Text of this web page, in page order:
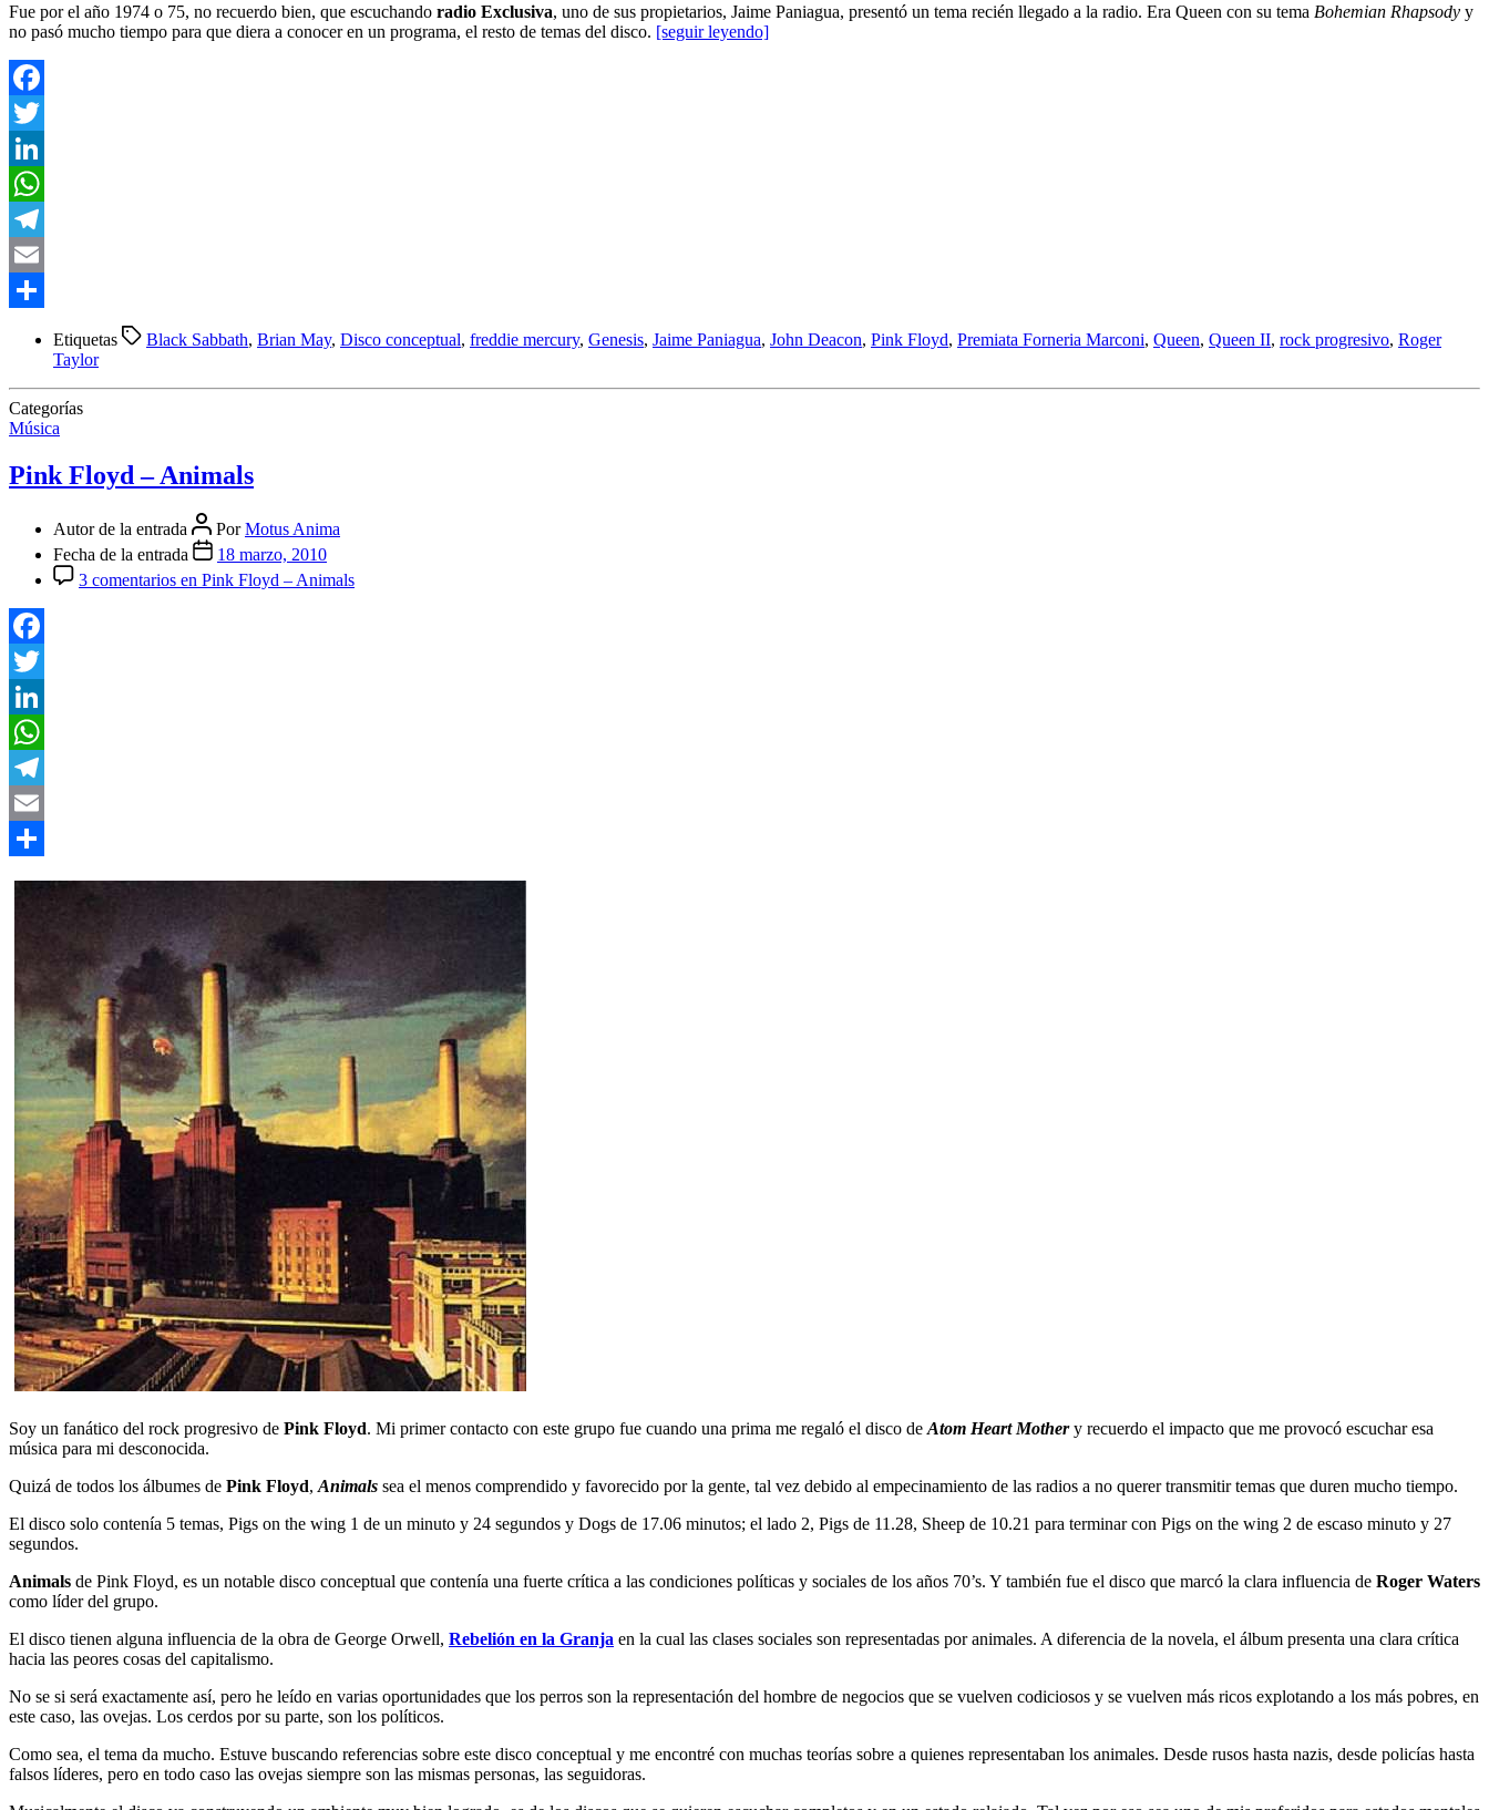
Fue por el año 1974 o 75, no recuerdo bien, que escuchando radio Exclusiva, uno de sus propietarios, Jaime Paniagua, presentó un tema recién llegado a la radio. Era Queen con su tema Bohemian Rhapsody y
no pasó mucho tiempo para que diera a conocer en un programa, el resto de temas del disco. [seguir leyendo]
Facebook
Twitter
LinkedIn
WhatsApp
Telegram
Email
Etiquetas Black Sabbath, Brian May, Disco conceptual, freddie mercury, Genesis, Jaime Paniagua, John Deacon, Pink Floyd, Premiata Forneria Marconi, Queen, Queen II, rock progresivo, Roger
Taylor
Categorías
Música
Pink Floyd – Animals
Autor de la entrada PorMotus Anima
Fecha de la entrada
18 marzo, 2010
3 comentarios en Pink Floyd – Animals
Facebook
Twitter
LinkedIn
WhatsApp
Telegram
Email
Soy un fanático del rock progresivo de Pink Floyd. Mi primer contacto con este grupo fue cuando una prima me regaló el disco de Atom Heart Mothery recuerdo el impacto que me provocó escuchar esa
música para mi desconocida.
Quizá de todos los álbumes de Pink Floyd, Animals sea el menos comprendido y favorecido por la gente, tal vez debido al empecinamiento de las radios a no querer transmitir temas que duren mucho tiempo.
El disco solo contenía 5 temas, Pigs on the wing 1 de un minuto y 24 segundos y Dogs de 17.06 minutos; el lado 2, Pigs de 11.28, Sheep de 10.21 para terminar con Pigs on the wing 2 de escaso minuto y 27
segundos.
Animals de Pink Floyd, es un notable disco conceptual que contenía una fuerte crítica a las condiciones políticas y sociales de los años 70’s. Y también fue el disco que marcó la clara influencia de Roger Waters
como líder del grupo.
El disco tienen alguna influencia de la obra de George Orwell, Rebelión en la Granja en la cual las clases sociales son representadas por animales. A diferencia de la novela, el álbum presenta una clara crítica
hacia las peores cosas del capitalismo.
No se si será exactamente así, pero he leído en varias oportunidades que los perros son la representación del hombre de negocios que se vuelven codiciosos y se vuelven más ricos explotando a los más pobres, en
este caso, las ovejas. Los cerdos por su parte, son los políticos.
Como sea, el tema da mucho. Estuve buscando referencias sobre este disco conceptual y me encontré con muchas teorías sobre a quienes representaban los animales. Desde rusos hasta nazis, desde policías hasta
falsos líderes, pero en todo caso las ovejas siempre son las mismas personas, las seguidoras.